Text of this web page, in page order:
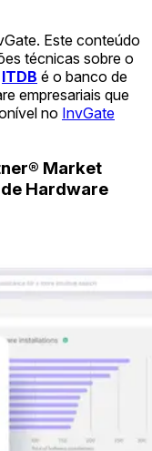
Este conteúdo
técnicas sobre o
ITDB é o banco de
empresariais que
no InvGate
Market
Hardware